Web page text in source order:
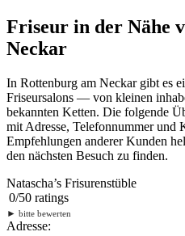
Friseur in der Nähe
Neckar
In Rottenburg am Neckar gibt es
Friseursalons — von kleinen
bekannten Ketten. Die folgende
mit Adresse, Telefonnummer und
Empfehlungen anderer Kunden
den nächsten Besuch zu finden.
Natascha’s Frisurenstüble
0/50 ratings
► bitte bewerten
Adresse: